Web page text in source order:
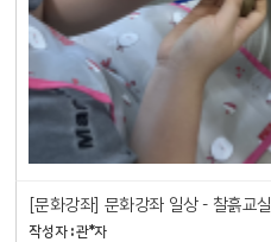
[문화강좌] 문화강좌 일상 - 찰흙교실
작성자 : 관*자